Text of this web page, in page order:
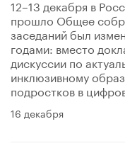
12–13 декабря в
прошло Общее
заседаний был
годами: вместо
дискуссии по
инклюзивному
подростков в
16 декабря